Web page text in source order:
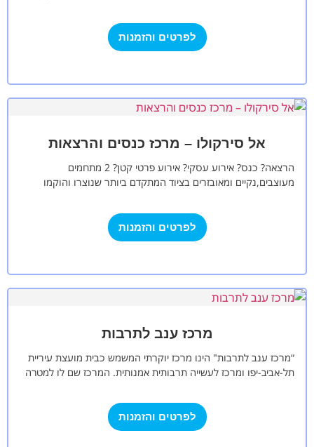
לפרטים והזמנות
אל סירקולו – מרכז כנסים והרצאות
הרצאה? כנס? אירוע עסקי? אירוע פרטי קטן? 2 מתחמים
מעוצבים,נקיים ומאובזרים בציוד המתקדם ביותר שנוצרו והוקמו
לפרטים והזמנות
מרכז ענב לתרבות
“מרכז ענב לתרבות" הינו מרכז יוקרתי המשמש כבית מועצת עיריית
תל-אביב-יפו ומרכז לעשייה תרבותית אמנותית. המרכז שם לו למטרה
לפרטים והזמנות